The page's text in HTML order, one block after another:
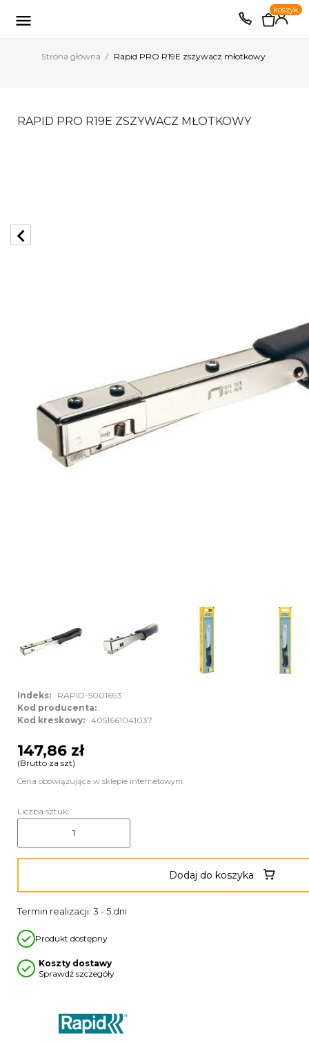
EUR PLN

0
koszyk
Strona główna Rapid PRO R19E zszywacz młotkowy
RAPID PRO R19E ZSZYWACZ MŁOTKOWY
chevron_left
Indeks:
RAPID-5001693
Kod producenta:
Kod kreskowy: 4051661041037
147,86 zł
(Brutto za szt)
Cena obowiązująca w sklepie internetowym.
Liczba sztuk:
Dodaj do koszyka
Termin realizacji: 3 - 5 dni
Produkt dostępny
Koszty dostawy
Sprawdź szczegóły